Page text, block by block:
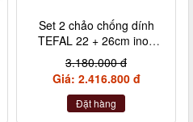
Set 2 chảo chống dính
TEFAL 22 + 26cm inox
cán rời L94090
3.180.000 đ
Giá: 2.416.800 đ
Đặt hàng